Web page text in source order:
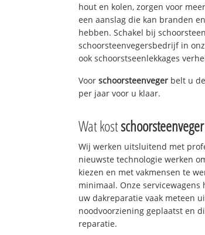
hout en kolen, zorgen voor
een aanslag die kan branden
hebben. Schakel bij
schoorsteenvegersbedrijf in
ook schoorstseenlekkages
Voorschoorsteenveger belt u
per jaar voor u klaar.
Wat kostschoorsteenveger
Wij werken uitsluitend met
nieuwste technologie werken
kiezen en met vakmensen te
minimaal. Onze
uw dakreparatie vaak meteen
noodvoorziening geplaatst en
reparatie.